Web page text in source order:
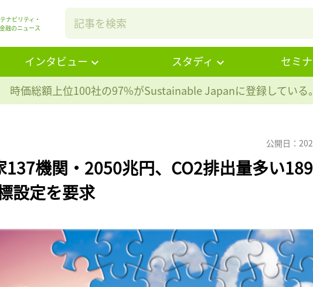
ナビリティ・
融のニュース
インタビュー スタディ セミ
時価総額上位100社の97%がSustainable Japanに登録している
公開日：
137機関・2050兆円、CO2排出量多い
設定を要求